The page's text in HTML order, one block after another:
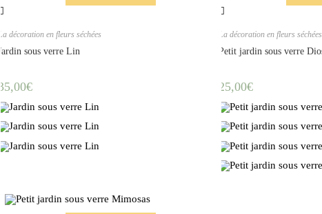
La décoration en fleurs séchées
Jardin sous verre Lin
35,00€
La décoration en fleurs séchées
Petit jardin sous verre
25,00€